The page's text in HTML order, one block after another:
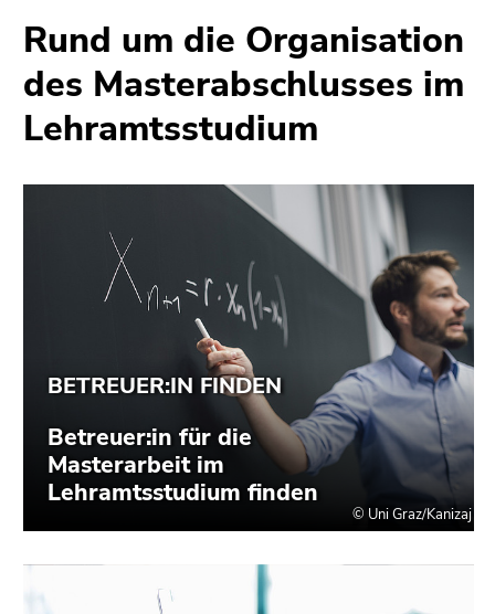
Rund um die Organisation
des Masterabschlusses im
Lehramtsstudium